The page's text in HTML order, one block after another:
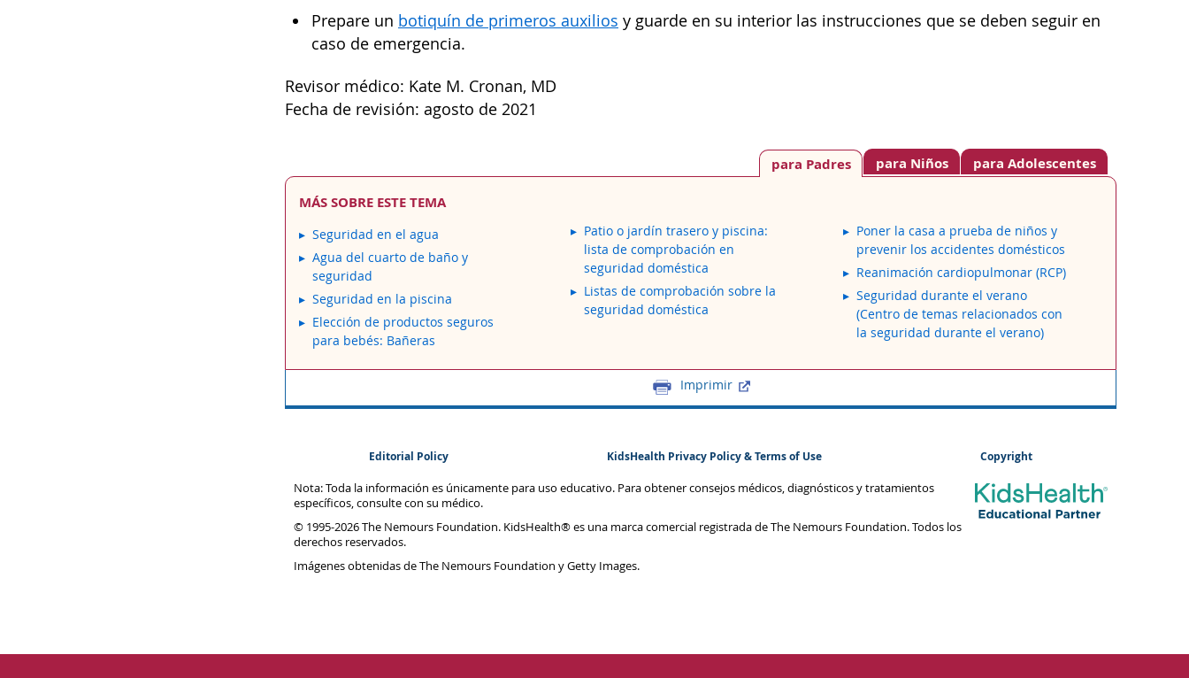
Prepare un botiquín de primeros auxilios y guarde en su interior las instrucciones que se deben seguir en
caso de emergencia.
Revisor médico: Kate M. Cronan, MD
Fecha de revisión: agosto de 2021
para Adolescentes
para Niños
para Padres
MÁS SOBRE ESTE TEMA
Seguridad en el agua
Agua del cuarto de baño y
seguridad
Seguridad en la piscina
Elección de productos seguros
para bebés: Bañeras
Patio o jardín trasero y piscina:
lista de comprobación en
seguridad doméstica
Listas de comprobación sobre la
seguridad doméstica
Poner la casa a prueba de niños y
prevenir los accidentes domésticos
Reanimación cardiopulmonar (RCP)
Seguridad durante el verano
(Centro de temas relacionados con
la seguridad durante el verano)
Imprimir
Editorial Policy KidsHealth Privacy Policy & Terms of Use Copyright
Nota: Toda la información es únicamente para uso educativo. Para obtener consejos médicos, diagnósticos y tratamientos
específicos, consulte con su médico.
© 1995-2026 The Nemours Foundation. KidsHealth® es una marca comercial registrada de The Nemours Foundation. Todos los
derechos reservados.
Imágenes obtenidas de The Nemours Foundation y Getty Images.